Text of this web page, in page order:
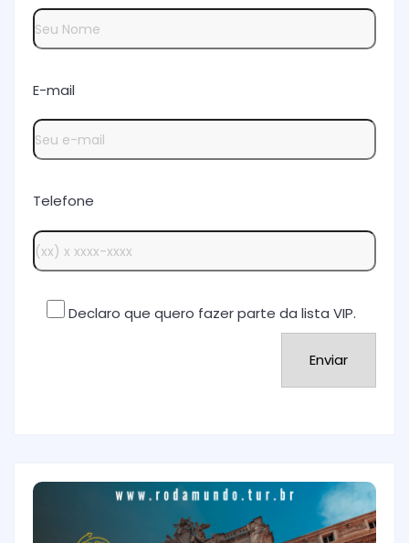
E-mail
Telefone
Declaro que quero fazer parte da lista VIP.